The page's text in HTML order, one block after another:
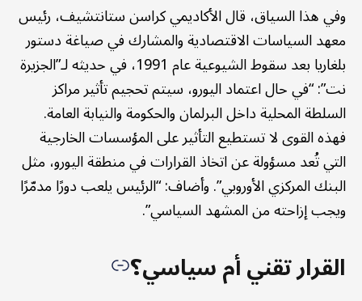
وفي هذا السياق، قال الأكاديمي كراسن ستانتشيف، رئيس
معهد السياسات الاقتصادية والمشارك في صياغة دستور
بلغاريا بعد سقوط الشيوعية عام 1991، في حديثه لـ”الجزيرة
نت”: “في حال اعتماد اليورو، سيتم تحجيم تأثير مراكز
السلطة المحلية داخل البرلمان والحكومة والنيابة العامة.
فهذه القوى لا تستطيع التأثير على المؤسسات الخارجية
التي تُعد مسؤولة عن اتخاذ القرارات في منطقة اليورو، مثل
البنك المركزي الأوروبي”. وأضاف: “الرئيس يلعب دورًا مدمّرًا
ويجب إزاحته من المشهد السياسي”.
القرار تقني أم سياسي؟